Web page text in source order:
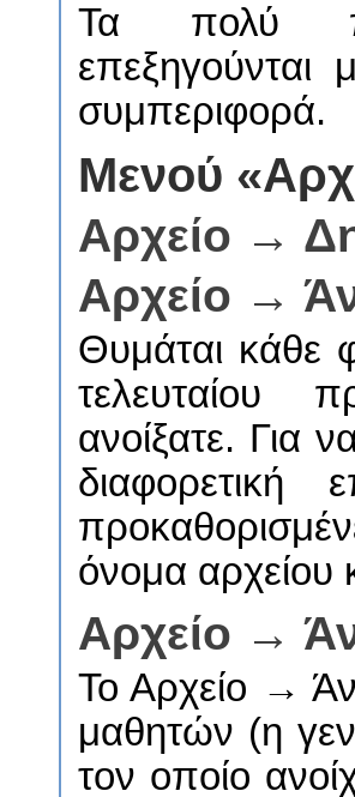
Τα πολύ
επεξηγούνται
συμπεριφορά.
Μενού
Αρχείο →
Αρχείο →
Θυμάται κάθε
τελευταίου
ανοίξατε. Για
διαφορετική
όνομα αρχείου
Αρχείο →
Το Αρχείο →
μαθητών (η
τον οποίο